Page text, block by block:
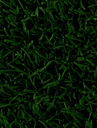
日职联冠军次数排名 J1联赛
新赛季亚冠资格
备战。球队积极调整阵容，目
横